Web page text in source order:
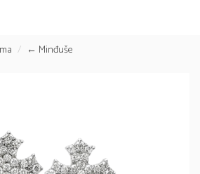
← Minđuše